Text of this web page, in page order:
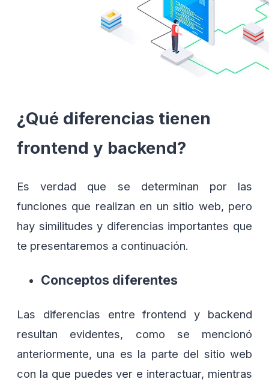
¿Qué diferencias tienen
frontend y backend?
Es verdad que se determinan por las
funciones que realizan en un sitio web, pero
hay similitudes y diferencias importantes que
te presentaremos a continuación.
Conceptos diferentes
Las diferencias entre frontend y backend
resultan evidentes, como se mencionó
anteriormente, una es la parte del sitio web
con la que puedes ver e interactuar, mientras